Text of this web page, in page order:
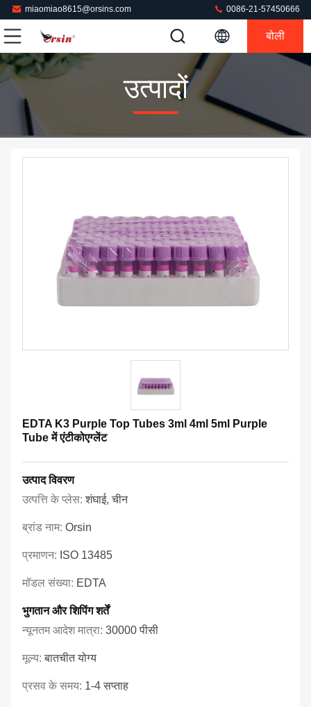
miaomiao8615@orsins.com 0086-21-57450666
बोली
उत्पादों
EDTA K3 Purple Top Tubes 3ml 4ml 5ml Purple
Tube में एंटीकोएग्लेंट
उत्पाद विवरण
उत्पत्ति के प्लेस:शंघाई, चीन
ब्रांड नाम: Orsin
प्रमाणन: ISO 13485
मॉडल संख्या: EDTA
भुगतान और शिपिंग शर्तें
न्यूनतम आदेश मात्रा: 30000 पीसी
मूल्य:बातचीत योग्य
प्रसव के समय: 1-4 सप्ताह